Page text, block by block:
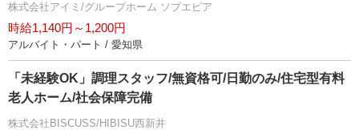
株式会社アイミ/グループホーム ソブエピア
時給1,140円～1,200円
アルバイト・パート / 愛知県
「未経験OK」調理スタッフ/無資格可/日勤のみ/住宅型有料
老人ホーム/社会保障完備
株式会社BISCUSS/HIBISU西新井